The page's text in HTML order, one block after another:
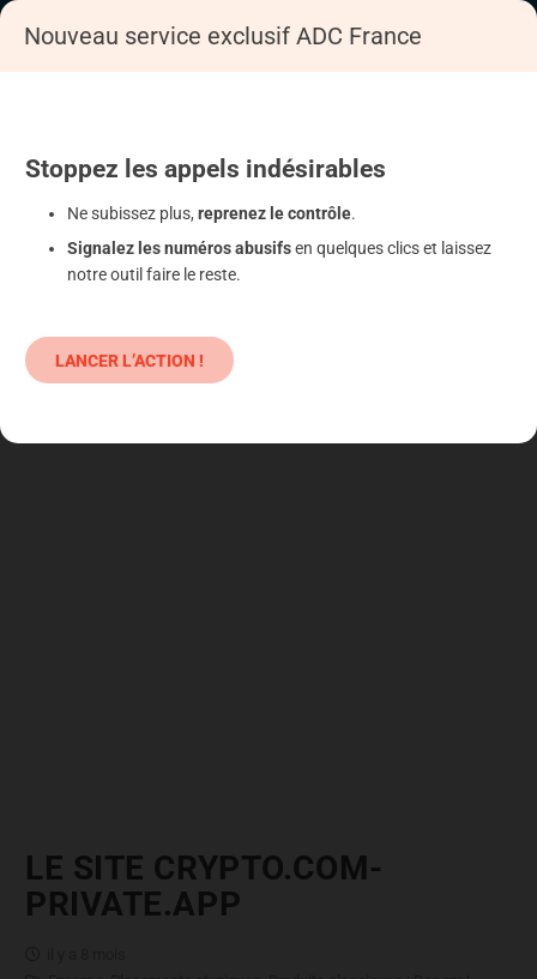
LE SITE CRYPTO.COM-
PRIVATE.APP
Nouveau service exclusif ADC France
Stoppez les appels indésirables
Ne subissez plus, reprenez le contrôle.
Signalez les numéros abusifsen quelques clics et laissez
notre outil faire le reste.
LANCER L’ACTION !